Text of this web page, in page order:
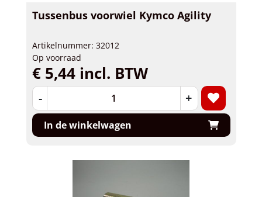
Tussenbus voorwiel Kymco Agility
Artikelnummer: 32012
Op voorraad
€ 5,44 incl. BTW
- +
In de winkelwagen